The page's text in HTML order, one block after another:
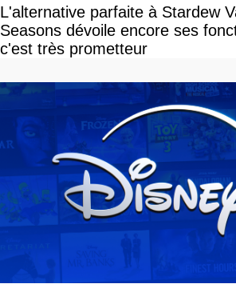
L'alternative parfaite à Stardew
Seasons dévoile encore ses
c'est très prometteur